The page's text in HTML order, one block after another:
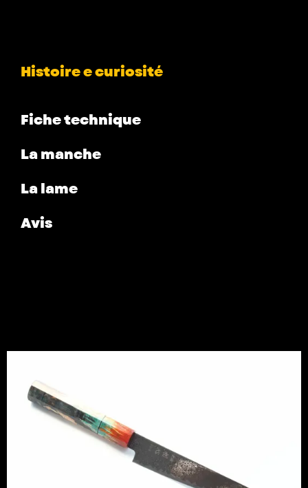
Histoire e curiosité
Fiche technique
La manche
La lame
Avis